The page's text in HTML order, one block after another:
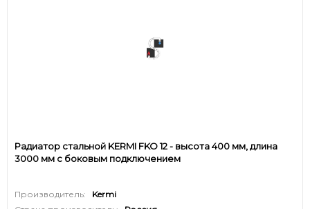
Радиатор стальной KERMI FKO 12 - высота 400 мм, длина
3000 мм с боковым подключением
Производитель:
Kermi